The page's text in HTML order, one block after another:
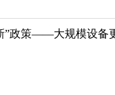
”政策——大规模设备